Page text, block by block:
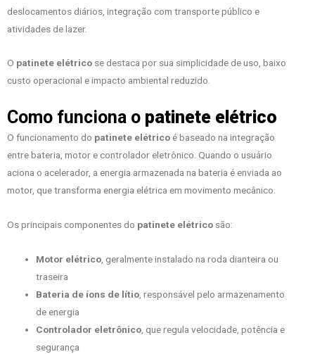
deslocamentos diários, integração com transporte público e
atividades de lazer.
O patinete elétrico se destaca por sua simplicidade de uso, baixo
custo operacional e impacto ambiental reduzido.
Como funciona o patinete elétrico
O funcionamento do patinete elétricoé baseado na integração
entre bateria, motor e controlador eletrônico. Quando o usuário
aciona o acelerador, a energia armazenada na bateria é enviada ao
motor, que transforma energia elétrica em movimento mecânico.
Os principais componentes do patinete elétrico são:
Motor elétrico, geralmente instalado na roda dianteira ou
traseira
Bateria de íons de lítio, responsável pelo armazenamento
de energia
Controlador eletrônico, que regula velocidade, potência e
segurança